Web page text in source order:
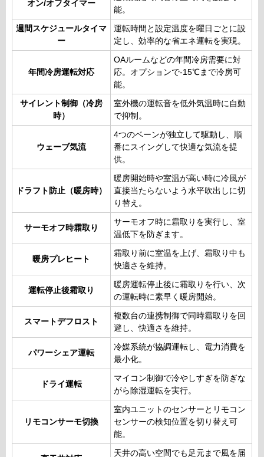
オン/オフタイマー
能。
週間スケジュールタイマ
ー
運転時間と設定温度を曜日ごとに設
定し、効率的な省エネ運転を実現。
年間冷房運転対応
OAルームなどの年間冷房需要に対
応。オプションで-15℃まで冷房可
能。
サイレント制御（冷房
時）
室外機の運転音を低外気温時に自動
で抑制。
ウェーブ気流
4つのベーンが独立して駆動し、順
番にスイングして快適な気流を提
供。
ドラフト防止（暖房時）
暖房開始時や室温が高い時に冷風が
直接当たらないよう水平吹出しに切
り替え。
サーモオフ時霜取り
サーモオフ時に霜取りを実行し、室
温低下を防ぎます。
暖房プレヒート
霜取り前に室温を上げ、霜取り中も
快適さを維持。
運転停止後霜取り
暖房運転停止後に霜取りを行い、次
の運転時に素早く暖房開始。
スマートデフロスト
複数台の連携制御で同時霜取りを回
避し、快適さを維持。
パワーシェア運転
冷媒系統が協調運転し、電力消費を
最小化。
ドライ運転
マイコン制御で冷やしすぎを防ぎな
がら除湿運転を実行。
リモコンサーモ切換
室内ユニットのセンサーとリモコン
センサーの検知位置を切り替え可
能。
天井の高い空間でも足元まで風を届